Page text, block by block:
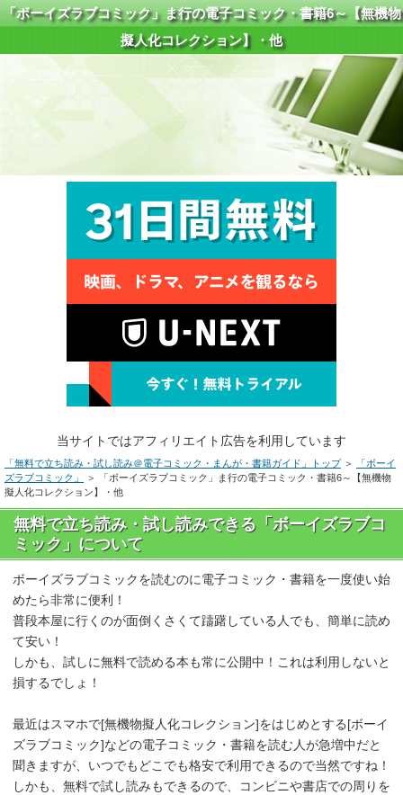
「ボーイズラブコミック」ま行の電子コミック・書籍6～【無機物
擬人化コレクション】・他
当サイトではアフィリエイト広告を利用しています
「無料で立ち読み・試し読み＠電子コミック・まんが・書籍ガイド」トップ＞
「ボーイ
ズラブコミック」
＞ 「ボーイズラブコミック」ま行の電子コミック・書籍6～【無機物
擬人化コレクション】・他
無料で立ち読み・試し読みできる「ボーイズラブコ
ミック」について
ボーイズラブコミックを読むのに電子コミック・書籍を一度使い始
めたら非常に便利！
普段本屋に行くのが面倒くさくて躊躇している人でも、簡単に読め
て安い！
しかも、試しに無料で読める本も常に公開中！これは利用しないと
損するでしょ！
最近はスマホで[無機物擬人化コレクション]をはじめとする[ボーイ
ズラブコミック]などの電子コミック・書籍を読む人が急増中だと
聞きますが、いつでもどこでも格安で利用できるので当然ですね！
しかも、無料で試し読みもできるので、コンビニや書店での周りを